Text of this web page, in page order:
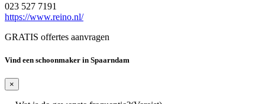
023 527 7191
https://www.reino.nl/
GRATIS offertes aanvragen
Vind een schoonmaker in Spaarndam
×